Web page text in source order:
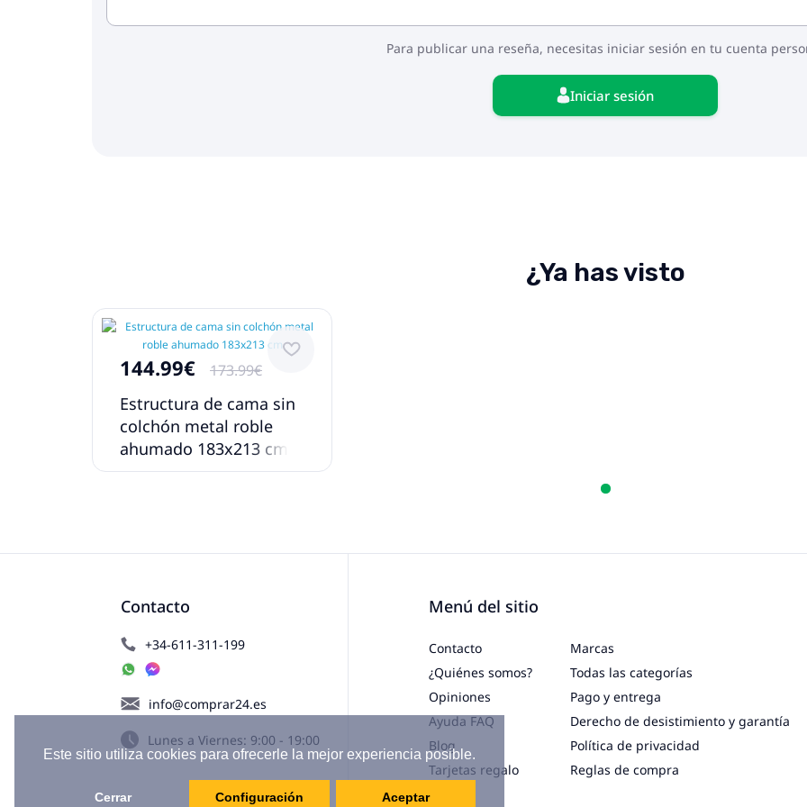
Este sitio utiliza cookies para ofrecerle la mejor experiencia posible.
Cerrar Configuración Aceptar
Para publicar una reseña, necesitas iniciar sesión en tu cuenta
Iniciar sesión
¿Ya has visto
144.99€ 173.99€
Estructura de cama sin
colchón metal roble
ahumado 183x213 cm
Contacto
+34-611-311-199
info@comprar24.es
Lunes a Viernes: 9:00 - 19:00
Menú del sitio
Contacto
¿Quiénes somos?
Opiniones
Ayuda FAQ
Blog
Tarjetas regalo
Marcas
Todas las categorías
Pago y entrega
Derecho de desistimiento y garantía
Política de privacidad
Reglas de compra